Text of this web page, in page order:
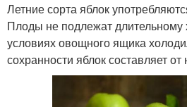
Летние сорта яблок
Плоды не подлежат
условиях овощного ящика
сохранности яблок составляет